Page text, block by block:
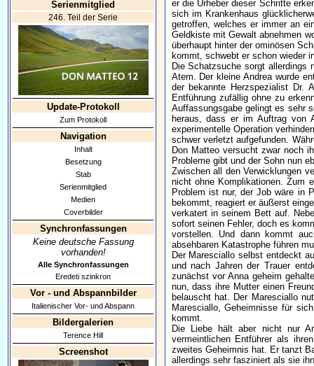
Serienmitglied
246. Teil der Serie
Update-Protokoll
Zum Protokoll
Navigation
Inhalt
Besetzung
Stab
Serienmitglied
Medien
Coverbilder
Synchronfassungen
Keine deutsche Fassung
vorhanden!
Alle Synchronfassungen
Eredeti szinkron
Vor - und Abspannbilder
Italienischer Vor- und Abspann
Bildergalerien
Terence Hill
Screenshot
er die Urheber dieser Schritte
sich im Krankenhaus
getroffen, welches er immer an
Geldkiste mit Gewalt abnehmen
überhaupt hinter der ominösen
kommt, schwebt er schon wieder
Die Schatzsuche sorgt allerdings
Atem. Der kleine Andrea wurde
der bekannte Herzspezialist Dr.
Entführung zufällig ohne zu
Auffassungsgabe gelingt es sehr
heraus, dass er im Auftrag von
experimentelle Operation
schwer verletzt aufgefunden.
Don Matteo versucht zwar noch
Probleme gibt und der Sohn nun
Zwischen all den Verwicklungen
nicht ohne Komplikationen. Zum
Problem ist nur, der Job wäre in
bekommt, reagiert er äußerst
verkatert in seinem Bett auf.
sofort seinen Fehler, doch es
vorstellen. Und dann kommt
absehbaren Katastrophe führen
Der Maresciallo selbst entdeckt
und nach Jahren der Trauer
zunächst vor Anna geheim
nun, dass ihre Mutter einen
belauscht hat. Der Maresciallo
Maresciallo, Geheimnisse für
kommt.
Die Liebe hält aber nicht nur
vermeintlichen Entführer als
zweites Geheimnis hat. Er tanzt
allerdings sehr fasziniert als sie